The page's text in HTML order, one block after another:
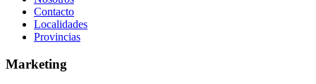
Contacto
Localidades
Provincias
Marketing